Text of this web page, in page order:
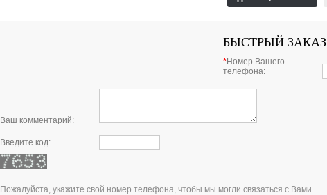
БЫСТРЫЙ ЗАКАЗ
*Номер Вашего
телефона:
Ваш комментарий:
Введите код:
Пожалуйста, укажите свой номер телефона, чтобы мы могли связаться с Вами